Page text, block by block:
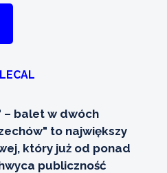
– balet w dwóch
to największy
który już od ponad
publiczność